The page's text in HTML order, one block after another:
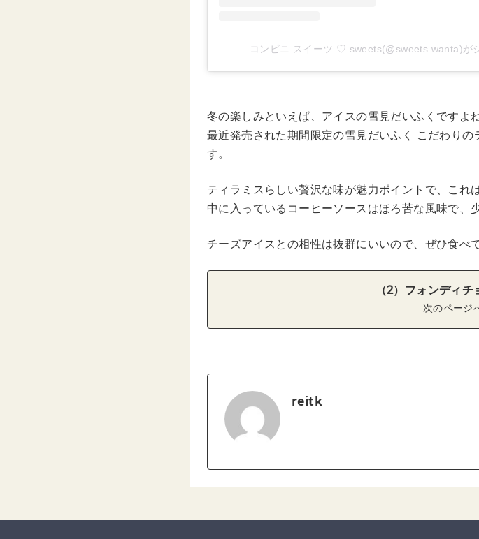
コンビニ スイーツ ♡ sweets(@sweets.wanta)が
冬の楽しみといえば、アイスの雪見だいふくですよね
最近発売された期間限定の雪見だいふく こだわり
す。
ティラミスらしい贅沢な味が魅力ポイントで、これ
中に入っているコーヒーソースはほろ苦な風味で、
チーズアイスとの相性は抜群にいいので、ぜひ食べ
（2）フォンディチ
次のページ
reitk